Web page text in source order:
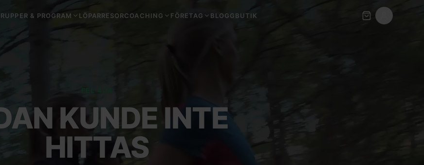
& PROGRAM LÖPARRESORCOACHING FÖRETAG BLOGGBUTIK
KUNDE INTE
HITTAS